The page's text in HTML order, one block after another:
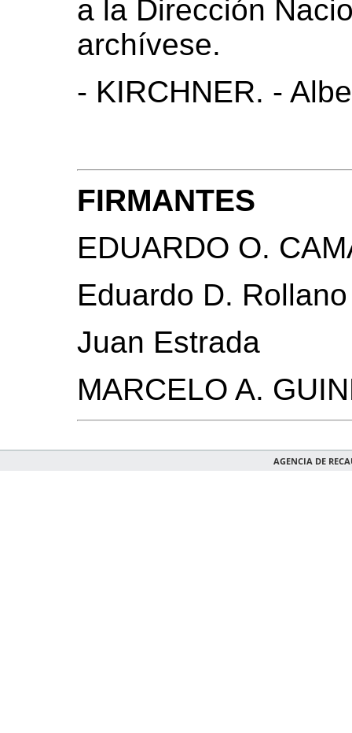
a la Dirección
archívese.
- KIRCHNER. -
FIRMANTES
EDUARDO O.
Eduardo D. Rollano
Juan Estrada
MARCELO A.
AGENCIA DE